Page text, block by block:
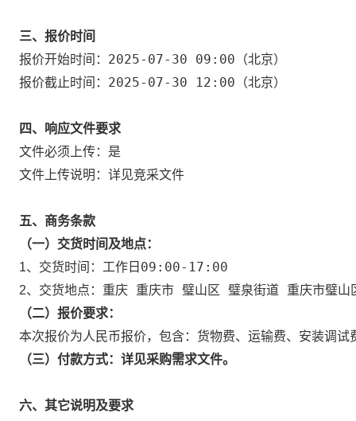
三、报价时间
报价开始时间： 2025-07-30 09:00 （北京）
报价截止时间： 2025-07-30 12:00 （北京）
四、响应文件要求
文件必须上传： 是
文件上传说明： 详见竞采文件
五、商务条款
（一）交货时间及地点：
1、交货时间： 工作日09:00-17:00
2、交货地点： 重庆 重庆市 璧山区 璧泉街道 重庆市璧山
（二）报价要求：
本次报价为人民币报价，包含：货物费、运输费、安装调
（三）付款方式：详见采购需求文件。
六、其它说明及要求